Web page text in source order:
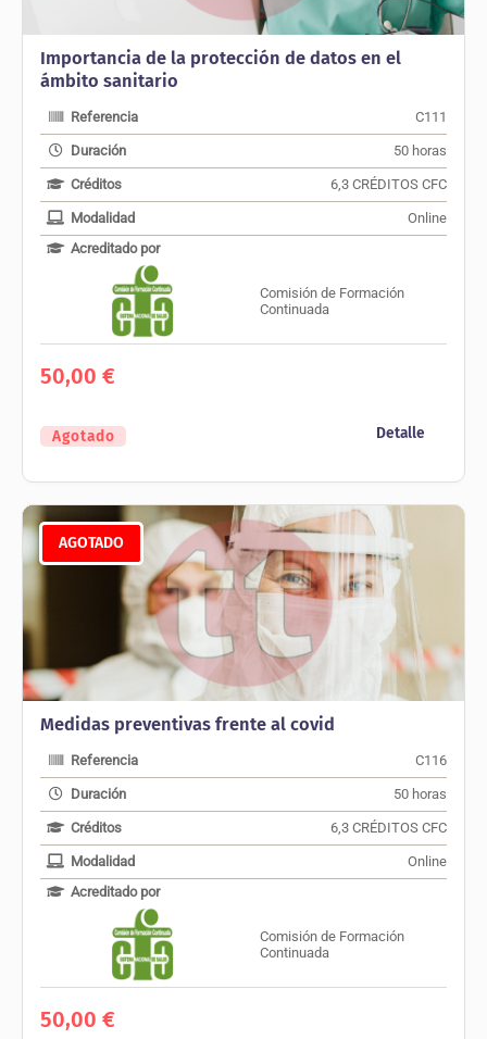
Importancia de la protección de datos en el
ámbito sanitario
Referencia C111
Duración 50 horas
Créditos 6,3 CRÉDITOS CFC
Modalidad
Online
Acreditado por
Comisión de Formación
Continuada
50,00€
Agotado Detalle
AGOTADO
Medidas preventivas frente al covid
Referencia C116
Duración 50 horas
Créditos 6,3 CRÉDITOS CFC
Modalidad
Online
Acreditado por
Comisión de Formación
Continuada
50,00€